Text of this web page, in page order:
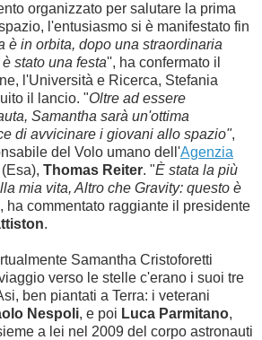
organizzato per salutare la prima
l'entusiasmo si è manifestato fin
è in orbita, dopo una straordinaria
stato una festa'', ha confermato il
l'Università e Ricerca, Stefania
il lancio. "Oltre ad essere
Samantha sarà un'ottima
di avvicinare i giovani allo spazio",
del Volo umano dell'Agenzia
(Esa), Thomas Reiter. "È stata la più
mia vita, Altro che Gravity: questo è
ha commentato raggiante il presidente
.
Samantha Cristoforetti
verso le stelle c'erano i suoi tre
ben piantati a Terra: i veterani
Nespoli, e poi Luca Parmitano,
a lei nel 2009 del corpo astronauti